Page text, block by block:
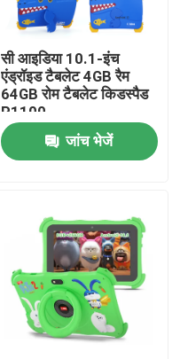
सी आइडिया 10.1-इंच
एंड्रॉइड टैबलेट 4GB रैम
64GB रोम टैबलेट किडस्पैड
P1100
जांच भेजें